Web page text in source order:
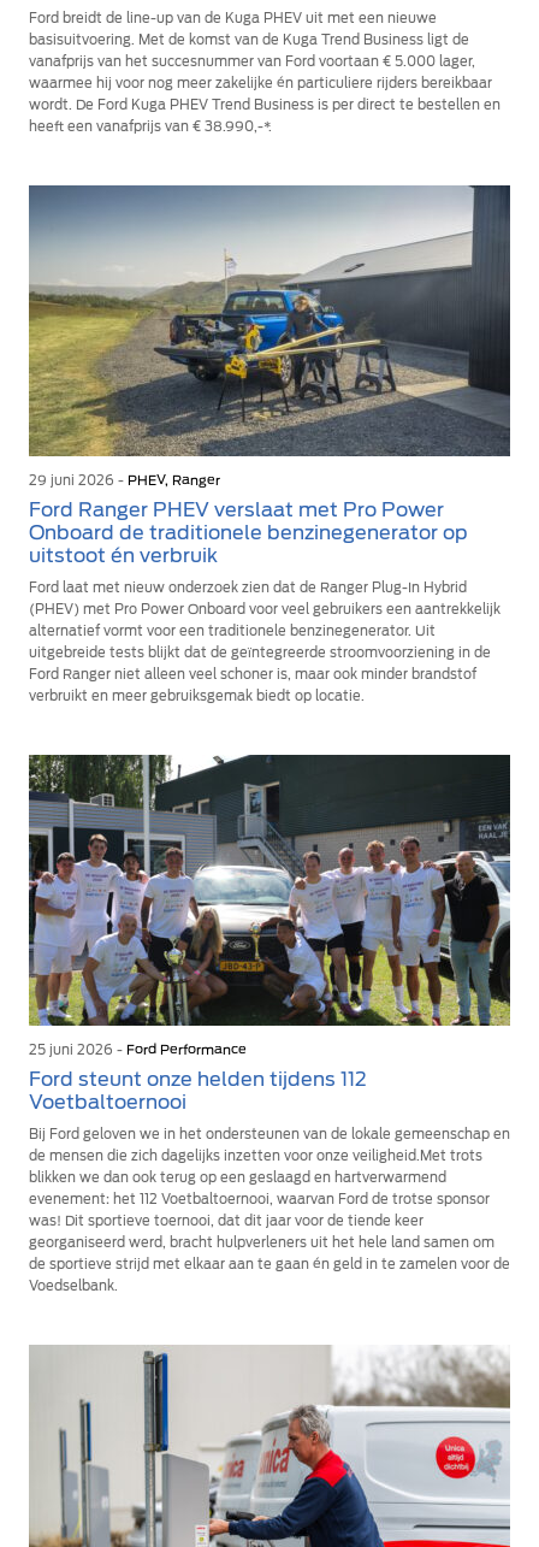
Ford breidt de line-up van de Kuga PHEV uit met een nieuwe
basisuitvoering. Met de komst van de Kuga Trend Business ligt de
vanafprijs van het succesnummer van Ford voortaan € 5.000 lager,
waarmee hij voor nog meer zakelijke én particuliere rijders bereikbaar
wordt. De Ford Kuga PHEV Trend Business is per direct te bestellen en
heeft een vanafprijs van € 38.990,-*.
29 juni 2026 - PHEV, Ranger
Ford Ranger PHEV verslaat met Pro Power
Onboard de traditionele benzinegenerator op
uitstoot én verbruik
Ford laat met nieuw onderzoek zien dat de Ranger Plug-In Hybrid
(PHEV) met Pro Power Onboard voor veel gebruikers een aantrekkelijk
alternatief vormt voor een traditionele benzinegenerator. Uit
uitgebreide tests blijkt dat de geïntegreerde stroomvoorziening in de
Ford Ranger niet alleen veel schoner is, maar ook minder brandstof
verbruikt en meer gebruiksgemak biedt op locatie.
25 juni 2026 - Ford Performance
Ford steunt onze helden tijdens 112
Voetbaltoernooi
Bij Ford geloven we in het ondersteunen van de lokale gemeenschap en
de mensen die zich dagelijks inzetten voor onze veiligheid.Met trots
blikken we dan ook terug op een geslaagd en hartverwarmend
evenement: het 112 Voetbaltoernooi, waarvan Ford de trotse sponsor
was! Dit sportieve toernooi, dat dit jaar voor de tiende keer
georganiseerd werd, bracht hulpverleners uit het hele land samen om
de sportieve strijd met elkaar aan te gaan én geld in te zamelen voor de
Voedselbank.